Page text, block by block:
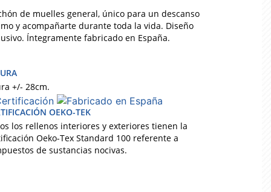
de muelles general, único para un descanso
y acompañarte durante toda la vida. Diseño
Íntegramente fabricado en España.
+/- 28cm.
OEKO-TEK
los rellenos interiores y exteriores tienen la
Oeko-Tex Standard 100 referente a
de sustancias nocivas.